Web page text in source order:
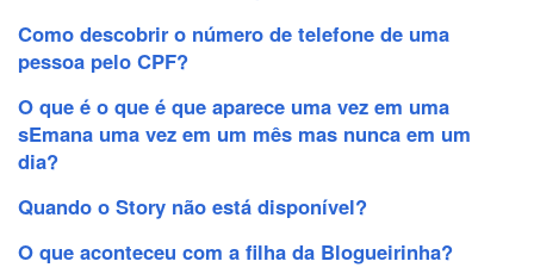
Como descobrir o número de telefone de uma
pessoa pelo CPF?
O que é o que é que aparece uma vez em uma
sEmana uma vez em um mês mas nunca em um
dia?
Quando o Story não está disponível?
O que aconteceu com a filha da Blogueirinha?